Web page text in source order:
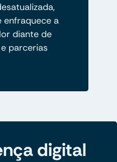
enfraquece a
diante de
parcerias
digital